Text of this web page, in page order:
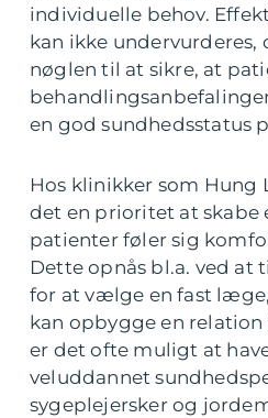
individuelle behov.
kan ikke undervurderes,
nøglen til at sikre, at
en god sundhedsstatus
Hos klinikker som Hung
det en prioritet at skabe
patienter føler sig
Dette opnås bl.a. ved at
for at vælge en fast
kan opbygge en
er det ofte muligt at
veluddannet
sygeplejersker og